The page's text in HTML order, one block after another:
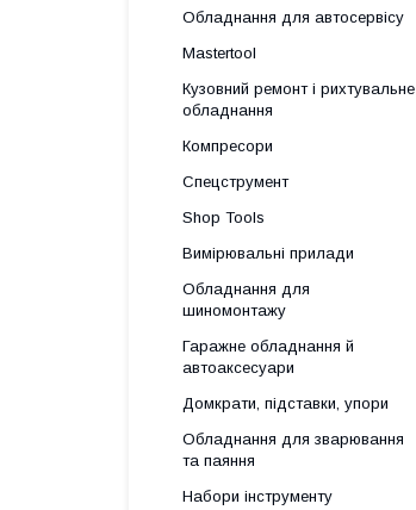
Обладнання для автосервісу
Mastertool
Кузовний ремонт і рихтувальне
обладнання
Компресори
Спецструмент
Shop Tools
Вимірювальні прилади
Обладнання для
шиномонтажу
Гаражне обладнання й
автоаксесуари
Домкрати, підставки, упори
Обладнання для зварювання
та паяння
Набори інструменту